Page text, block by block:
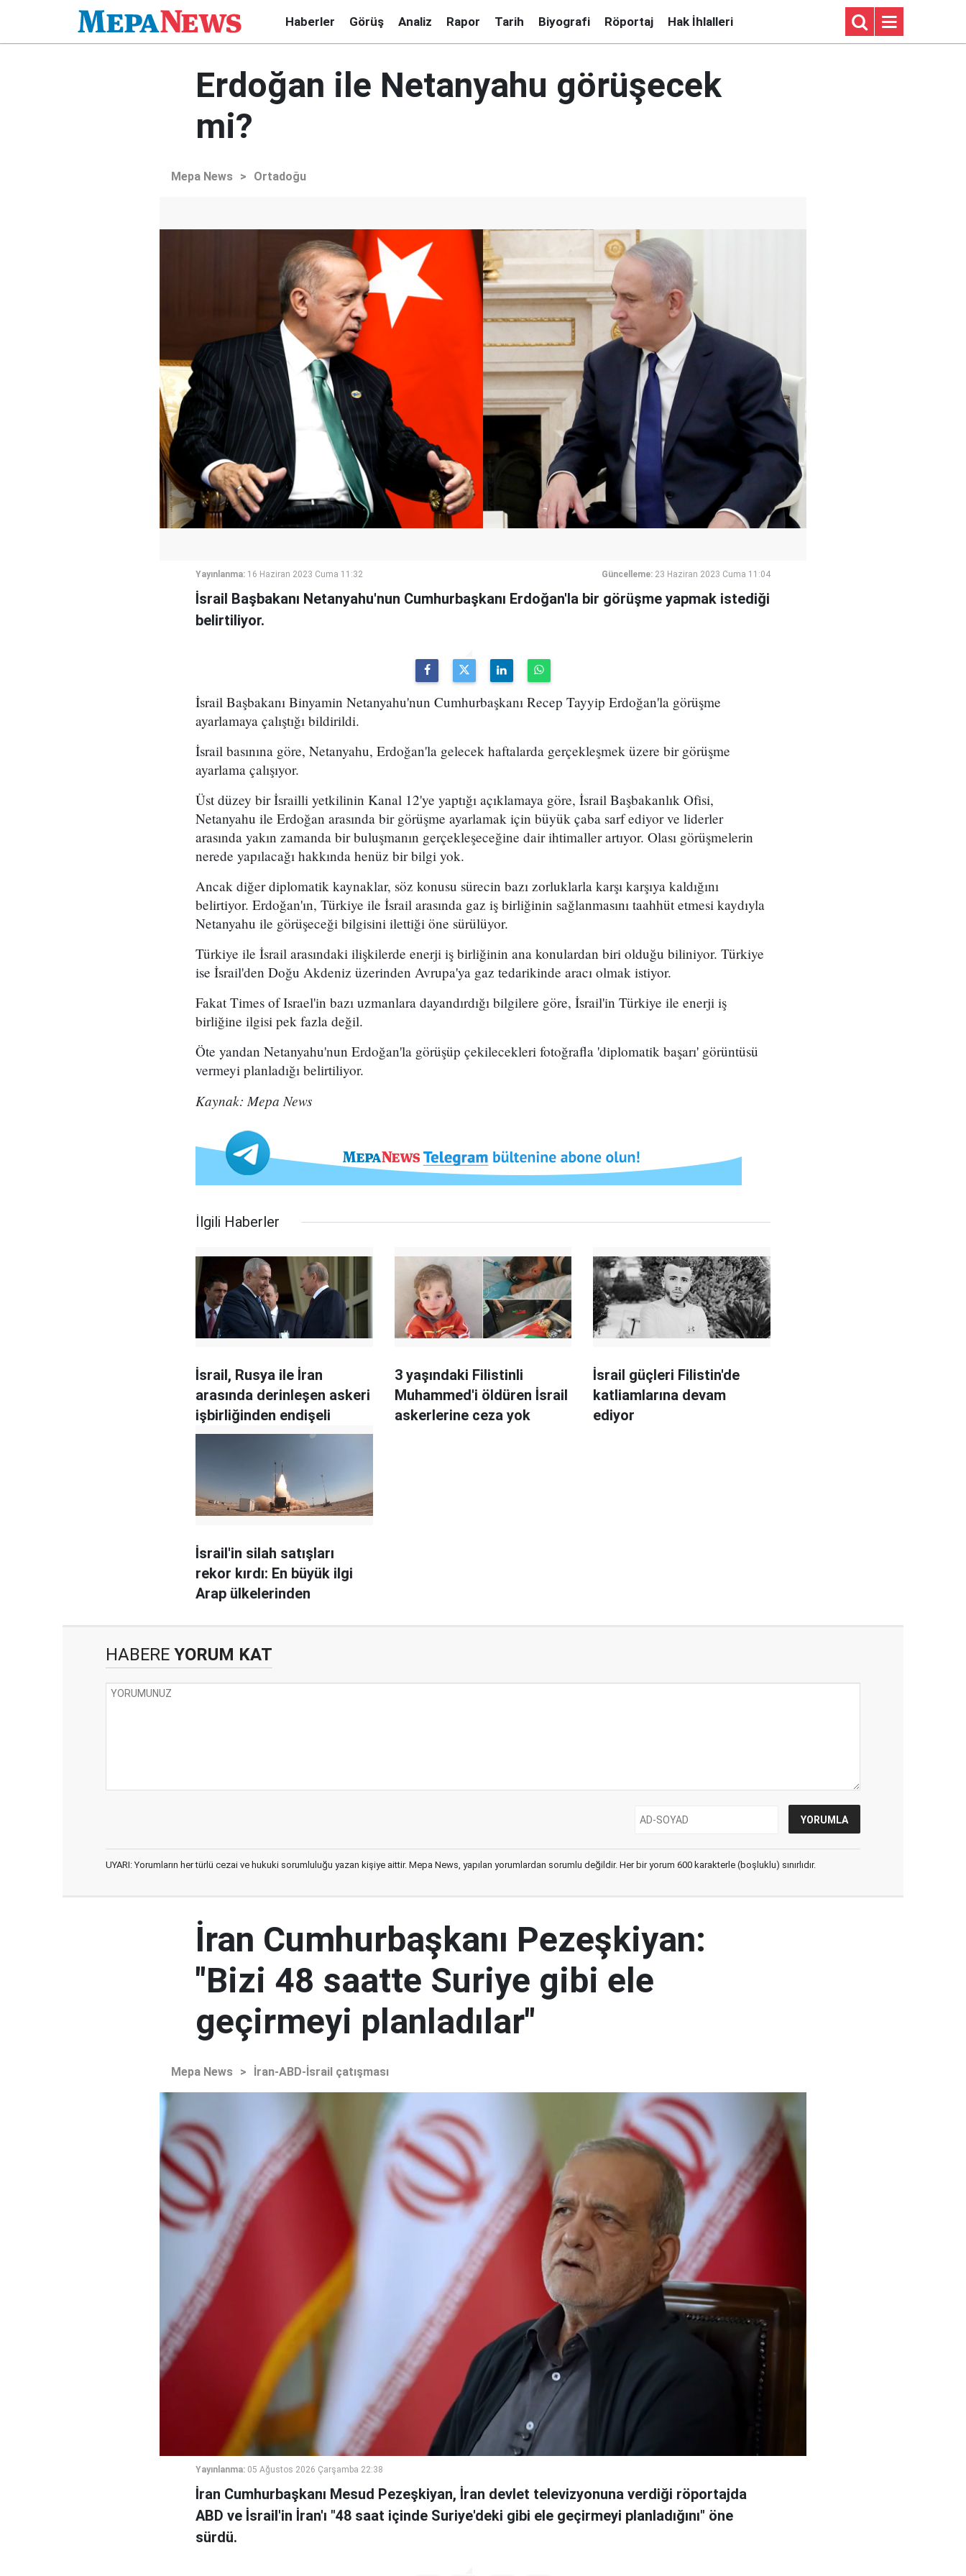
Haberler Görüş Analiz Rapor Tarih Biyografi Röportaj Hak İhlalleri
Erdoğan ile Netanyahu görüşecek
mi?
Mepa News > Ortadoğu
Yayınlanma: 16 Haziran 2023 Cuma 11:32 Güncelleme: 23 Haziran 2023 Cuma 11:04
İsrail Başbakanı Netanyahu'nun Cumhurbaşkanı Erdoğan'la bir görüşme yapmak istediği
belirtiliyor.
İsrail Başbakanı Binyamin Netanyahu'nun Cumhurbaşkanı Recep Tayyip Erdoğan'la görüşme
ayarlamaya çalıştığı bildirildi.
İsrail basınına göre, Netanyahu, Erdoğan'la gelecek haftalarda gerçekleşmek üzere bir görüşme
ayarlama çalışıyor.
Üst düzey bir İsrailli yetkilinin Kanal 12'ye yaptığı açıklamaya göre, İsrail Başbakanlık Ofisi,
Netanyahu ile Erdoğan arasında bir görüşme ayarlamak için büyük çaba sarf ediyor ve liderler
arasında yakın zamanda bir buluşmanın gerçekleşeceğine dair ihtimaller artıyor. Olası görüşmelerin
nerede yapılacağı hakkında henüz bir bilgi yok.
Ancak diğer diplomatik kaynaklar, söz konusu sürecin bazı zorluklarla karşı karşıya kaldığını
belirtiyor. Erdoğan'ın, Türkiye ile İsrail arasında gaz iş birliğinin sağlanmasını taahhüt etmesi kaydıyla
Netanyahu ile görüşeceği bilgisini ilettiği öne sürülüyor.
Türkiye ile İsrail arasındaki ilişkilerde enerji iş birliğinin ana konulardan biri olduğu biliniyor. Türkiye
ise İsrail'den Doğu Akdeniz üzerinden Avrupa'ya gaz tedarikinde aracı olmak istiyor.
Fakat Times of Israel'in bazı uzmanlara dayandırdığı bilgilere göre, İsrail'in Türkiye ile enerji iş
birliğine ilgisi pek fazla değil.
Öte yandan Netanyahu'nun Erdoğan'la görüşüp çekilecekleri fotoğrafla 'diplomatik başarı' görüntüsü
vermeyi planladığı belirtiliyor.
Kaynak: Mepa News
İlgili Haberler
İsrail, Rusya ile İran
arasında derinleşen askeri
işbirliğinden endişeli
3 yaşındaki Filistinli
Muhammed'i öldüren İsrail
askerlerine ceza yok
İsrail güçleri Filistin'de
katliamlarına devam
ediyor
İsrail'in silah satışları
rekor kırdı: En büyük ilgi
Arap ülkelerinden
HABERE YORUM KAT
UYARI: Yorumların her türlü cezai ve hukuki sorumluluğu yazan kişiye aittir. Mepa News, yapılan yorumlardan sorumlu değildir. Her bir yorum 600 karakterle (boşluklu) sınırlıdır.
İran Cumhurbaşkanı Pezeşkiyan:
"Bizi 48 saatte Suriye gibi ele
geçirmeyi planladılar"
Mepa News > İran-ABD-İsrail çatışması
Yayınlanma: 05 Ağustos 2026 Çarşamba 22:38
İran Cumhurbaşkanı Mesud Pezeşkiyan, İran devlet televizyonuna verdiği röportajda
ABD ve İsrail'in İran'ı "48 saat içinde Suriye'deki gibi ele geçirmeyi planladığını" öne
sürdü.